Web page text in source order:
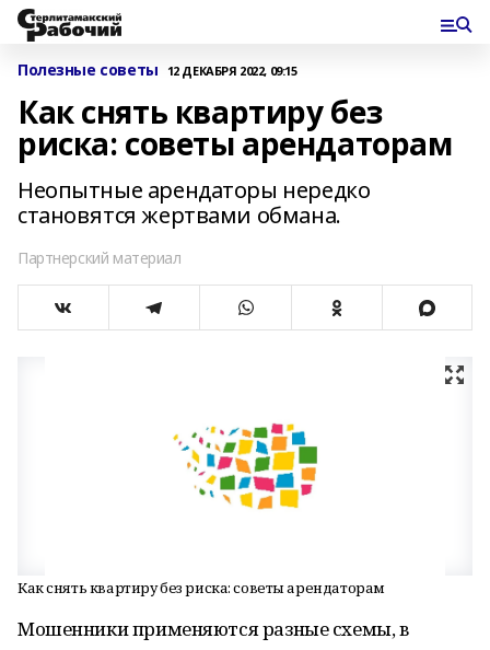
Полезные советы 12 ДЕКАБРЯ 2022, 09:15
Как снять квартиру без
риска: советы арендаторам
Неопытные арендаторы нередко
становятся жертвами обмана.
Партнерский материал
Как снять квартиру без риска: советы арендаторам
Мошенники применяются разные схемы, в